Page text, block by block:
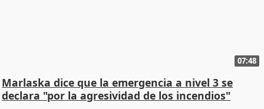
07:48
Marlaska dice que la emergencia a nivel 3 se
declara "por la agresividad de los incendios"